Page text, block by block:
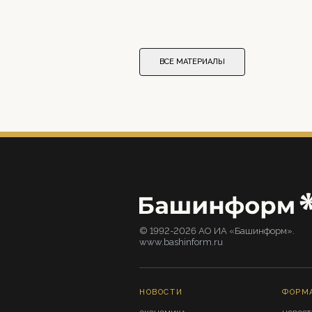
ВСЕ МАТЕРИАЛЫ
© 1992-2026 АО ИА «Башинформ».
www.bashinform.ru
НОВОСТИ